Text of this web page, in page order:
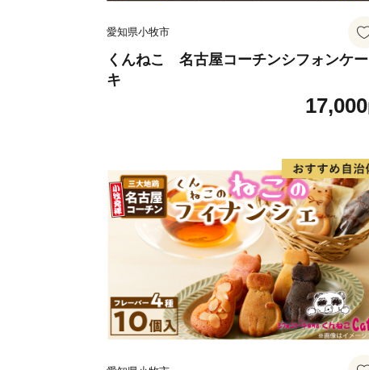
愛知県小牧市
くんねこ 名古屋コーチンシフォンケー
キ
17,000